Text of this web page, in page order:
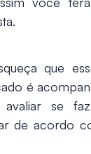
que
é
se
de acordo